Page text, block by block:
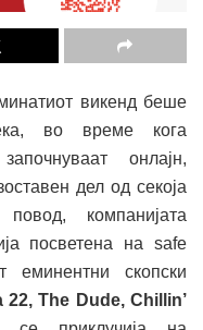
викенд беше
во време кога
онлајн,
дел од секоја
компанијата
посветена на safe
скопски
The Dude, Chillin’